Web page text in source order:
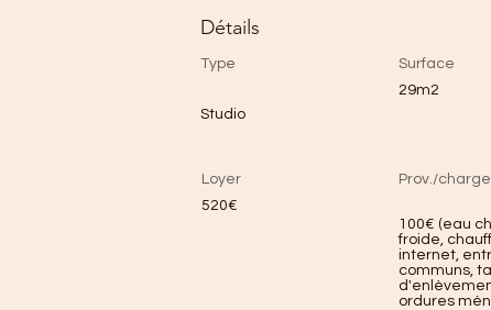
Détails
Type
Studio
Surface
29m2
Loyer
520€
Prov./
100€ (eau
froide,
internet,
communs,
ordures